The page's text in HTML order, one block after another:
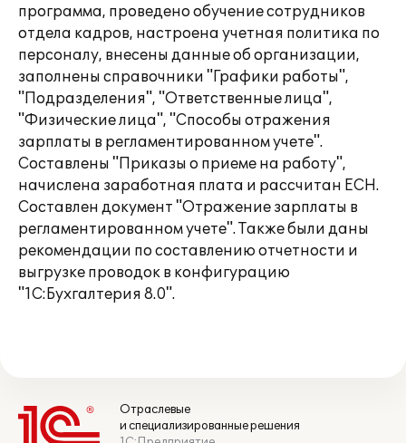
программа, проведено обучение сотрудников
отдела кадров, настроена учетная политика по
персоналу, внесены данные об организации,
заполнены справочники "Графики работы",
"Подразделения", "Ответственные лица",
"Физические лица", "Способы отражения
зарплаты в регламентированном учете".
Составлены "Приказы о приеме на работу",
начислена заработная плата и рассчитан ЕСН.
Составлен документ "Отражение зарплаты в
регламентированном учете". Также были даны
рекомендации по составлению отчетности и
выгрузке проводок в конфигурацию
"1С:Бухгалтерия 8.0".
Отраслевые
и специализированные решения